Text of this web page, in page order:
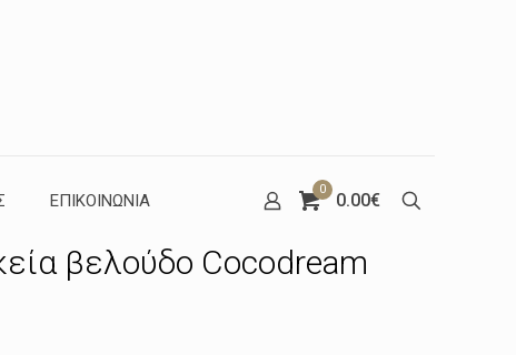
ΕΠΙΚΟΙΝΩΝΙΑ
0
0.00€
βελούδο Cocodream